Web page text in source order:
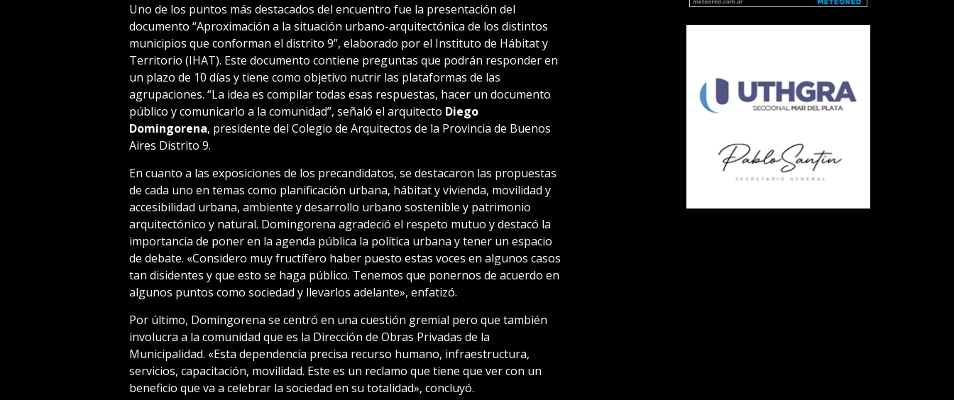
Uno de los puntos más destacados del encuentro fue la presentación del
documento “Aproximación a la situación urbano-arquitectónica de los distintos
municipios que conforman el distrito 9”, elaborado por el Instituto de Hábitat y
Territorio (IHAT). Este documento contiene preguntas que podrán responder en
un plazo de 10 días y tiene como objetivo nutrir las plataformas de las
agrupaciones. “La idea es compilar todas esas respuestas, hacer un documento
público y comunicarlo a la comunidad”, señaló el arquitecto Diego
Domingorena, presidente del Colegio de Arquitectos de la Provincia de Buenos
Aires Distrito 9.
En cuanto a las exposiciones de los precandidatos, se destacaron las propuestas
de cada uno en temas como planificación urbana, hábitat y vivienda, movilidad y
accesibilidad urbana, ambiente y desarrollo urbano sostenible y patrimonio
arquitectónico y natural. Domingorena agradeció el respeto mutuo y destacó la
importancia de poner en la agenda pública la política urbana y tener un espacio
de debate. «Considero muy fructífero haber puesto estas voces en algunos casos
tan disidentes y que esto se haga público. Tenemos que ponernos de acuerdo en
algunos puntos como sociedad y llevarlos adelante», enfatizó.
Por último, Domingorena se centró en una cuestión gremial pero que también
involucra a la comunidad que es la Dirección de Obras Privadas de la
Municipalidad. «Esta dependencia precisa recurso humano, infraestructura,
servicios, capacitación, movilidad. Este es un reclamo que tiene que ver con un
beneficio que va a celebrar la sociedad en su totalidad», concluyó.